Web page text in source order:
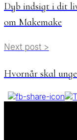
Dyb indsigt i dit
om Makemake
Next post >
Hvornår skal